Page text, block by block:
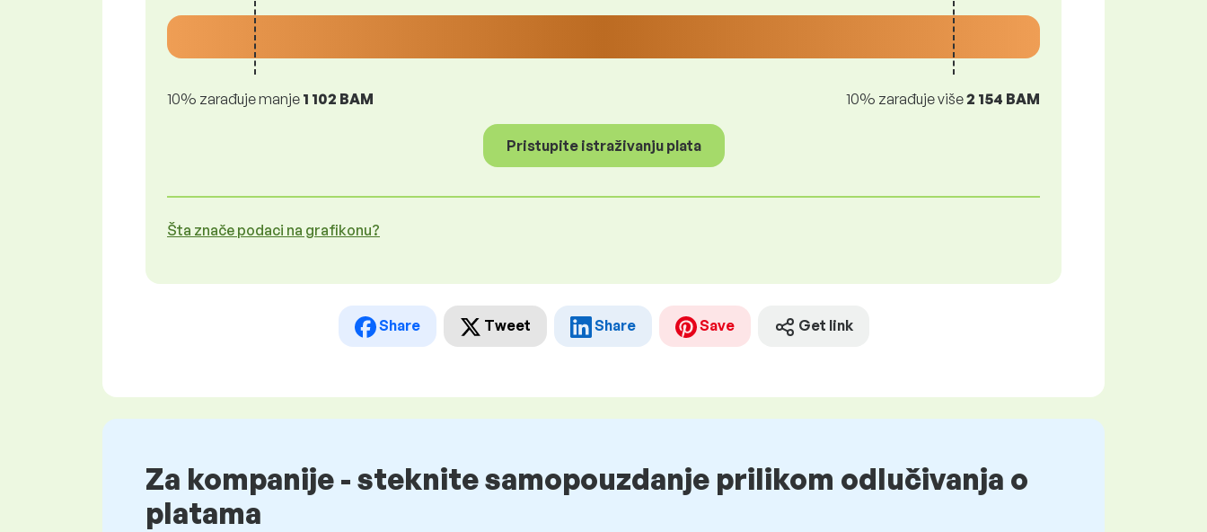
10% zarađuje manje 1 102 BAM 10% zarađuje više2 154 BAM
Pristupite istraživanju plata
Šta znače podaci na grafikonu?
Share Tweet Share Save Get link
Za kompanije - steknite samopouzdanje prilikom odlučivanja o
platama